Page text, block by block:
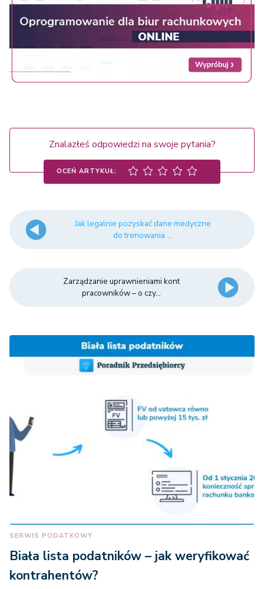
Znalazłeś odpowiedzi na swoje pytania?
OCEŃ ARTYKUŁ:
Jak legalnie pozyskać dane medyczne
do trenowania ...
Zarządzanie uprawnieniami kont
pracowników – o czy...
SERWIS PODATKOWY
Biała lista podatników – jak weryfikować
kontrahentów?